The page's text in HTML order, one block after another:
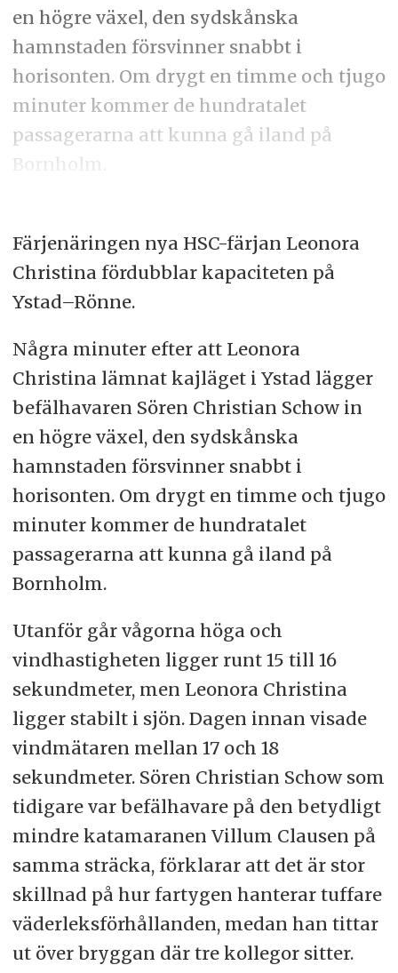
en högre växel, den sydskånska
hamnstaden försvinner snabbt i
horisonten. Om drygt en timme och tjugo
minuter kommer de hundratalet
passagerarna att kunna gå iland på
Bornholm.
Färjenäringen nya HSC-färjan Leonora
Christina fördubblar kapaciteten på
Ystad–Rönne.
Några minuter efter att Leonora
Christina lämnat kajläget i Ystad lägger
befälhavaren Sören Christian Schow in
en högre växel, den sydskånska
hamnstaden försvinner snabbt i
horisonten. Om drygt en timme och tjugo
minuter kommer de hundratalet
passagerarna att kunna gå iland på
Bornholm.
Utanför går vågorna höga och
vindhastigheten ligger runt 15 till 16
sekundmeter, men Leonora Christina
ligger stabilt i sjön. Dagen innan visade
vindmätaren mellan 17 och 18
sekundmeter. Sören Christian Schow som
tidigare var befälhavare på den betydligt
mindre katamaranen Villum Clausen på
samma sträcka, förklarar att det är stor
skillnad på hur fartygen hanterar tuffare
väderleksförhållanden, medan han tittar
ut över bryggan där tre kollegor sitter.